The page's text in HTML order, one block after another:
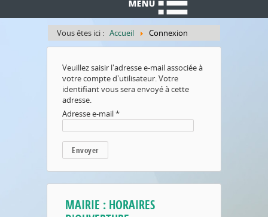
Vous êtes ici : Accueil Connexion
Veuillez saisir l'adresse e-mail associée à
votre compte d'utilisateur. Votre
identifiant vous sera envoyé à cette
adresse.
Adresse e-mail*
Envoyer
MAIRIE : HORAIRES